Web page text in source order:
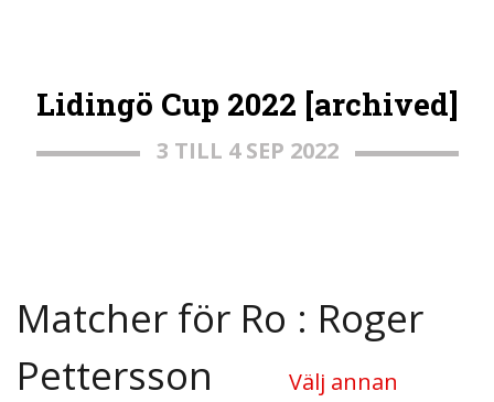
Lidingö Cup 2022 [archived]
3 TILL 4 SEP 2022
Matcher för Ro : Roger
Pettersson
Välj annan